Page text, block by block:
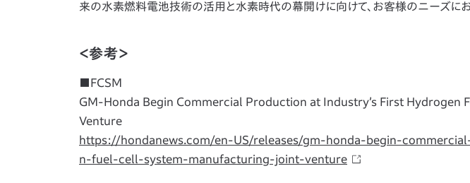
来の水素燃料電池技術の活用と水素時代の幕開けに向けて、お客様のニーズに
＜参考＞
■FCSM
GM-Honda Begin Commercial Production at Industry’s First Hydrogen
Venture
https://hondanews.com/en-US/releases/gm-honda-begin-
n-fuel-cell-system-manufacturing-joint-venture